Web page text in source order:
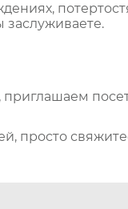
заслуживаете.
приглашаем
просто